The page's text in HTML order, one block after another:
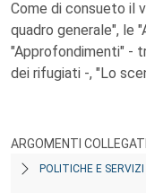
Come di consueto il
quadro generale", le
"Approfondimenti" -
dei rifugiati -, "Lo
ARGOMENTI COLLEGATI
POLITICHE E SERVIZI